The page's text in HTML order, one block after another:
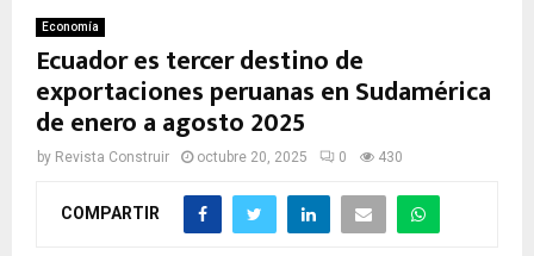
Economía
Ecuador es tercer destino de
exportaciones peruanas en Sudamérica
de enero a agosto 2025
by Revista Construir octubre 20, 2025 0 430
COMPARTIR